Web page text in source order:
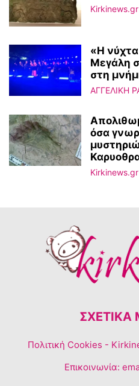
Kirkinews.gr
«Η νύχτα
Μεγάλη
στη
ΑΓΓΕΛΙΚΗ
όσα
Kirkinews.gr
ΣΧΕΤΙΚΆ
Πολιτική Cookies -
Επικοινωνία: